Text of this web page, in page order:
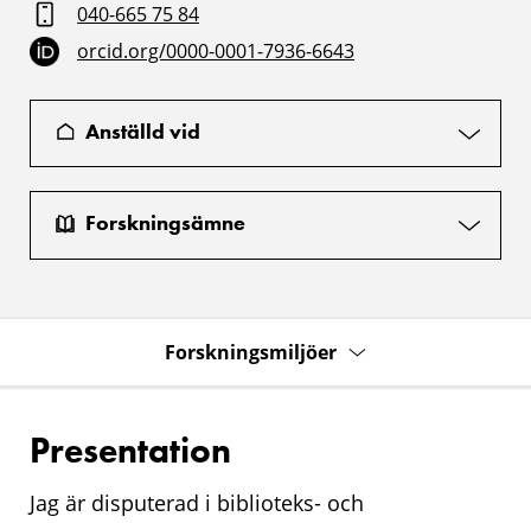
040-665 75 84
orcid.org/0000-0001-7936-6643
Anställd vid
Forskningsämne
Forskningsmiljöer
Presentation
Jag är disputerad i biblioteks- och